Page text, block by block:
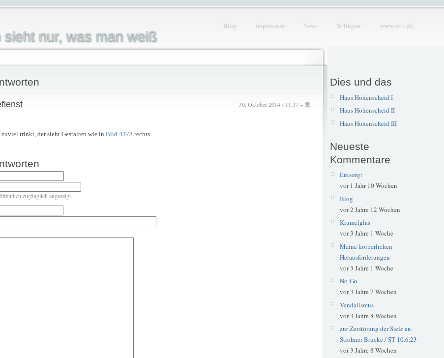
nur, was man weiß
Blog Impressum News Solingen www.tetti.de
30. Oktober 2014 - 11:37 – 鷹
zuviel trinkt, der sieht Gestalten wie in Bild 4378 rechts.
zugänglich angezeigt.
Dies und das
Haus Hohenscheid I
Haus Hohenscheid II
Haus Hohenscheid III
Neueste
Kommentare
Entsorgt
vor 1 Jahr 10 Wochen
Blog
vor 2 Jahre 12 Wochen
Krümelglas
vor 3 Jahre 1 Woche
Meine körperlichen
Herausforderungen
vor 3 Jahre 1 Woche
No-Go
vor 3 Jahre 7 Wochen
Vandalismus
vor 3 Jahre 8 Wochen
zur Zerstörung der Stele an
Strohner Brücke / ST 10.6.23
vor 3 Jahre 8 Wochen